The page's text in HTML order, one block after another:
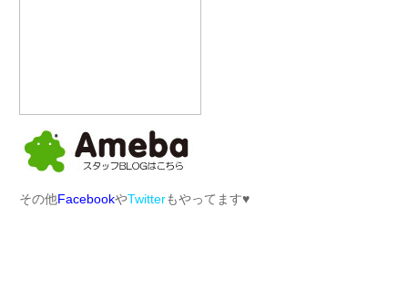
その他FacebookやTwitterもやってます♥︎